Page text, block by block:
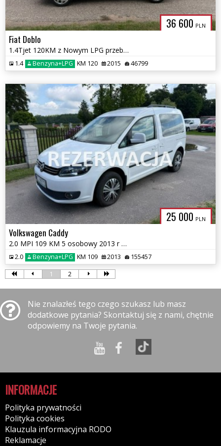
36 600 PLN
Fiat Doblo
1.4Tjet 120KM z Nowym LPG przebieg 46 tys km
1.4 Benzyna+LPG KM 120 2015 46799
25 000 PLN
Volkswagen Caddy
2.0 MPI 109 KM 5 osobowy 2013 r Nowa instalacja LPG
2.0 Benzyna+LPG KM 109 2013 155457
1 2
Nie znalazłeś tego czego szukasz lub masz
dodatkowe pytania? Skontaktuj się z nami, chętnie
odpowiemy na Twoje pytania.
INFORMACJE
Polityka prywatności
Polityka cookies
Klauzula informacyjna RODO
Reklamacje